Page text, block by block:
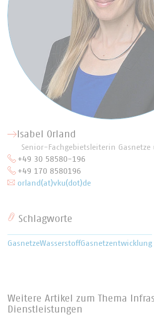
Isabel Orland
Senior-Fachgebietsleiterin Gasnetze
+49 30 58580-196
+49 170 8580196
orland(at)vku(dot)de
Schlagworte
GasnetzeWasserstoffGasnetzentwicklung
Weitere Artikel zum Thema
Dienstleistungen